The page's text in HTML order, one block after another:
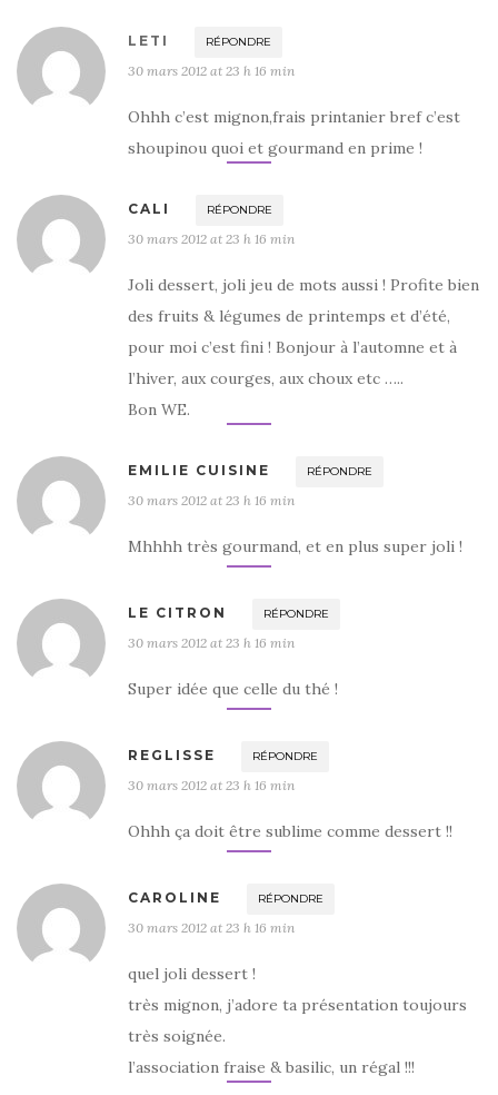
LETI RÉPONDRE
30 mars 2012 at 23 h 16 min
Ohhh c’est mignon,frais printanier bref c’est
shoupinou quoi et gourmand en prime !
CALI RÉPONDRE
30 mars 2012 at 23 h 16 min
Joli dessert, joli jeu de mots aussi ! Profite bien
des fruits & légumes de printemps et d’été,
pour moi c’est fini ! Bonjour à l’automne et à
l’hiver, aux courges, aux choux etc …..
Bon WE.
EMILIE CUISINE RÉPONDRE
30 mars 2012 at 23 h 16 min
Mhhhh très gourmand, et en plus super joli !
LE CITRON RÉPONDRE
30 mars 2012 at 23 h 16 min
Super idée que celle du thé !
REGLISSE RÉPONDRE
30 mars 2012 at 23 h 16 min
Ohhh ça doit être sublime comme dessert !!
CAROLINE RÉPONDRE
30 mars 2012 at 23 h 16 min
quel joli dessert !
très mignon, j’adore ta présentation toujours
très soignée.
l’association fraise & basilic, un régal !!!